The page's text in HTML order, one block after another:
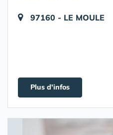
97160 - LE MOULE
Plus d'infos